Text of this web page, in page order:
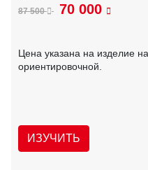
87 500 70 000
Цена указана на изделие
ориентировочной.
ИЗУЧИТЬ